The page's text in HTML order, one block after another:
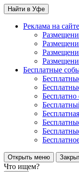
Найти в Уфе
Реклама на сайте
Бесплатные
Открыть меню
Что ищем?